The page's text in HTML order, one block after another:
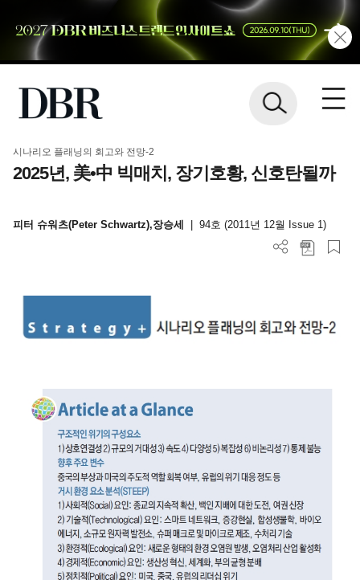
시나리오 플래닝의 회고와 전망-2
2025년, 美•中 빅매치, 장기호황, 신호탄될까
피터 슈워츠(Peter Schwartz),장승세 94호 (2011년 12월 Issue 1)